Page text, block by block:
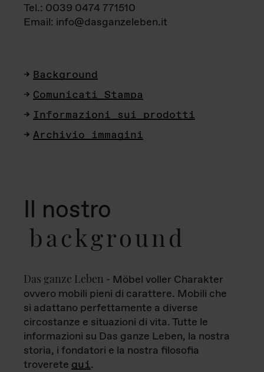
Tel.: 0039 0474 771510
Email: info@dasganzeleben.it
Background
Comunicati Stampa
Informazioni sui prodotti
Archivio immagini
Il nostro
background
Das ganze Leben - Möbel voller Charakter
ovvero mobili pieni di carattere. Mobili che
si adattano perfettamente a diverse
circostanze e situazioni di vita. Tutte le
informazioni su Das ganze Leben, la nostra
storia, i fondatori e la nostra filosofia
troverete qui.